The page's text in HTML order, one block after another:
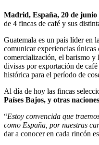
Madrid, España, 20 de junio
de 4 fincas de café y sus
Guatemala es un país líder en
comunicar experiencias
comercialización, el barismo y
divisas por exportación de
histórica para el período de
Al día de hoy las fincas
Países Bajos, y otras
“Estoy convencida que
como España, por nuestras
dar a conocer en cada rincón